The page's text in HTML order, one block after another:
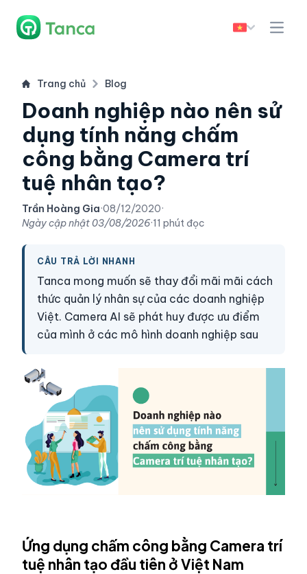
Trang chủ Blog
Doanh nghiệp nào nên sử
dụng tính năng chấm
công bằng Camera trí
tuệ nhân tạo?
Trần Hoàng Gia·08/12/2020·
Ngày cập nhật03/08/2026·11 phút đọc
CÂU TRẢ LỜI NHANH
Tanca mong muốn sẽ thay đổi mãi mãi cách
thức quản lý nhân sự của các doanh nghiệp
Việt. Camera AI sẽ phát huy được ưu điểm
của mình ở các mô hình doanh nghiệp sau
Ứng dụng chấm công bằng Camera trí
tuệ nhân tạo đầu tiên ở Việt Nam